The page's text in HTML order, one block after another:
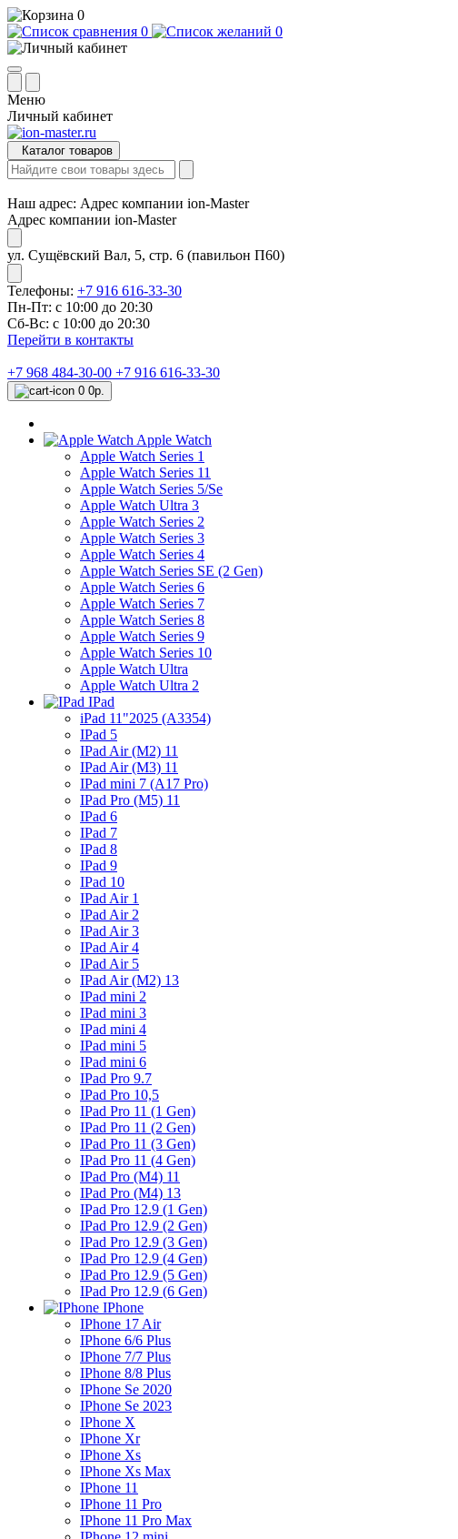
0
0
0
Меню
Личный кабинет
Каталог товаров
Наш адрес: Адрес компании ion-Master
Адрес компании ion-Master
ул. Сущёвский Вал, 5, стр. 6 (павильон П60)
Телефоны: +7 916 616-33-30
Пн-Пт: с 10:00 до 20:30
Сб-Вс: с 10:00 до 20:30
Перейти в контакты
+7 968 484-30-00 +7 916 616-33-30
0 0р.
Apple Watch
Apple Watch Series 1
Apple Watch Series 11
Apple Watch Series 5/Se
Apple Watch Ultra 3
Apple Watch Series 2
Apple Watch Series 3
Apple Watch Series 4
Apple Watch Series SE (2 Gen)
Apple Watch Series 6
Apple Watch Series 7
Apple Watch Series 8
Apple Watch Series 9
Apple Watch Series 10
Apple Watch Ultra
Apple Watch Ultra 2
IPad
iPad 11"2025 (A3354)
IPad 5
IPad Air (M2) 11
IPad Air (M3) 11
IPad mini 7 (A17 Pro)
IPad Pro (M5) 11
IPad 6
IPad 7
IPad 8
IPad 9
IPad 10
IPad Air 1
IPad Air 2
IPad Air 3
IPad Air 4
IPad Air 5
IPad Air (M2) 13
IPad mini 2
IPad mini 3
IPad mini 4
IPad mini 5
IPad mini 6
IPad Pro 9.7
IPad Pro 10,5
IPad Pro 11 (1 Gen)
IPad Pro 11 (2 Gen)
IPad Pro 11 (3 Gen)
IPad Pro 11 (4 Gen)
IPad Pro (M4) 11
IPad Pro (M4) 13
IPad Pro 12.9 (1 Gen)
IPad Pro 12.9 (2 Gen)
IPad Pro 12.9 (3 Gen)
IPad Pro 12.9 (4 Gen)
IPad Pro 12.9 (5 Gen)
IPad Pro 12.9 (6 Gen)
IPhone
IPhone 17 Air
IPhone 6/6 Plus
IPhone 7/7 Plus
IPhone 8/8 Plus
IPhone Se 2020
IPhone Se 2023
IPhone X
IPhone Xr
IPhone Xs
IPhone Xs Max
IPhone 11
IPhone 11 Pro
IPhone 11 Pro Max